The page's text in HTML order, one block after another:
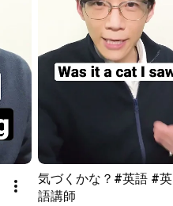
気づくかな？#英語 #英
語講師